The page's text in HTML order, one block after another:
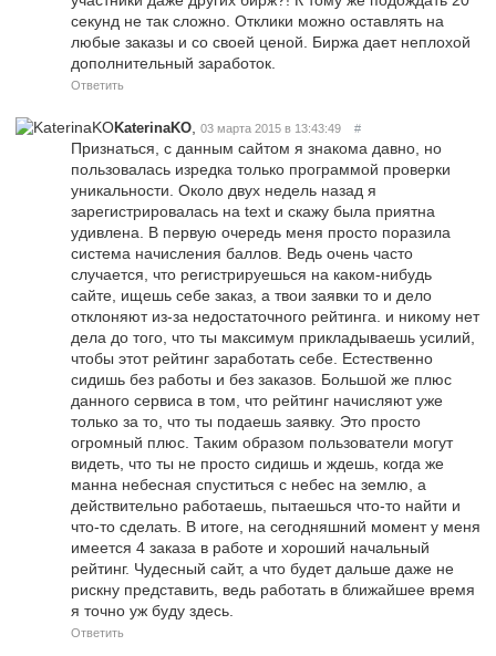
секунд не так сложно. Отклики можно оставлять на
любые заказы и со своей ценой. Биржа дает неплохой
дополнительный заработок.
Ответить
KaterinaKO 03 марта 2015 в 13:43:49 #
Признаться, с данным сайтом я знакома давно, но
пользовалась изредка только программой проверки
уникальности. Около двух недель назад я
зарегистрировалась на text и скажу была приятна
удивлена. В первую очередь меня просто поразила
система начисления баллов. Ведь очень часто
случается, что регистрируешься на каком-нибудь
сайте, ищешь себе заказ, а твои заявки то и дело
отклоняют из-за недостаточного рейтинга. и никому нет
дела до того, что ты максимум прикладываешь усилий,
чтобы этот рейтинг заработать себе. Естественно
сидишь без работы и без заказов. Большой же плюс
данного сервиса в том, что рейтинг начисляют уже
только за то, что ты подаешь заявку. Это просто
огромный плюс. Таким образом пользователи могут
видеть, что ты не просто сидишь и ждешь, когда же
манна небесная спуститься с небес на землю, а
действительно работаешь, пытаешься что-то найти и
что-то сделать. В итоге, на сегодняшний момент у меня
имеется 4 заказа в работе и хороший начальный
рейтинг. Чудесный сайт, а что будет дальше даже не
рискну представить, ведь работать в ближайшее время
я точно уж буду здесь.
Ответить